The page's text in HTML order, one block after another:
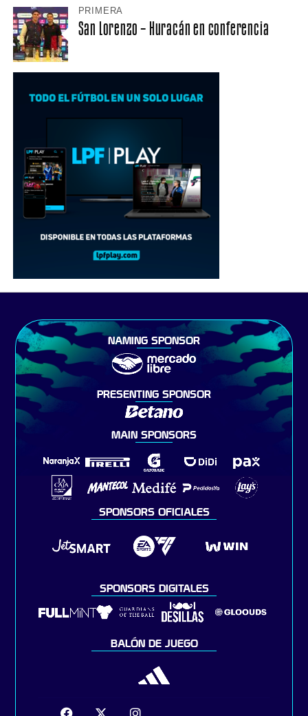
PRIMERA
San Lorenzo – Huracán en conferencia
NAMING SPONSOR
PRESENTING SPONSOR
MAIN SPONSORS
SPONSORS OFICIALES
SPONSORS DIGITALES
BALÓN DE JUEGO